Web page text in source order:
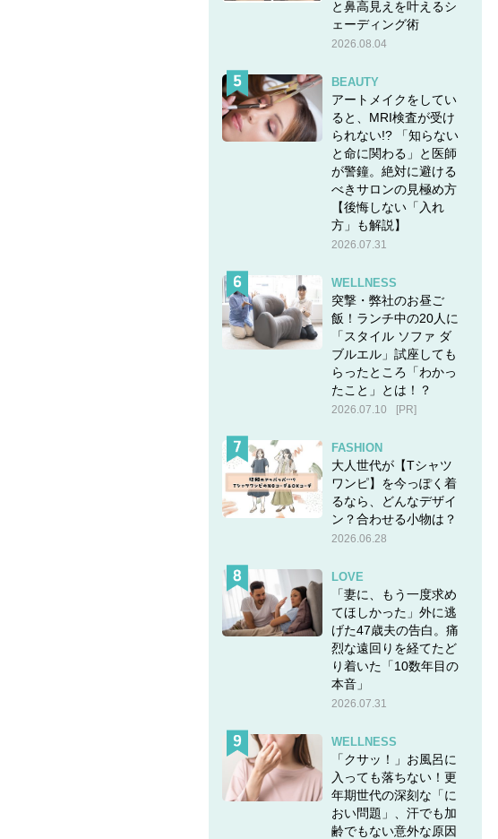
と鼻高見えを叶えるシ
ェーディング術
2026.08.04
BEAUTY
アートメイクをしてい
ると、MRI検査が受け
られない!? 「知らない
と命に関わる」と医師
が警鐘。絶対に避ける
べきサロンの見極め方
【後悔しない「入れ
方」も解説】
2026.07.31
WELLNESS
突撃・弊社のお昼ご
飯！ランチ中の20人に
「スタイル ソファ ダ
ブルエル」試座しても
らったところ「わかっ
たこと」とは！？
2026.07.10 [PR]
FASHION
大人世代が【Tシャツ
ワンピ】を今っぽく着
るなら、どんなデザイ
ン？合わせる小物は？
2026.06.28
LOVE
「妻に、もう一度求め
てほしかった」外に逃
げた47歳夫の告白。痛
烈な遠回りを経てたど
り着いた「10数年目の
本音」
2026.07.31
WELLNESS
「クサッ！」お風呂に
入っても落ちない！更
年期世代の深刻な「に
おい問題」、汗でも加
齢でもない意外な原因